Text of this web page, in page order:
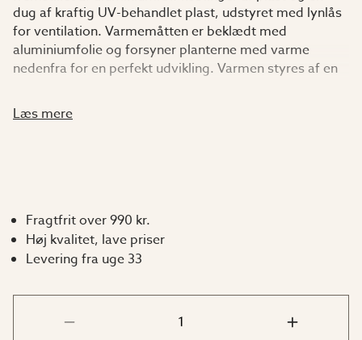
dug af kraftig UV-behandlet plast, udstyret med lynlås
for ventilation. Varmemåtten er beklædt med
aluminiumfolie og forsyner planterne med varme
nedenfra for en perfekt udvikling. Varmen styres af en
på en temperatur mellem 0 och 40° C.
Undervandingsbakken som følger med er et rigtigt
Levereres komplet med:
Varmemåtte
Termostat Thermo 2 (art.nr.
Læs mere
Fragtfrit over 990 kr.
Høj kvalitet, lave priser
Levering fra uge 33